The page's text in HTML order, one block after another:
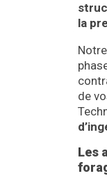
la
Notre
de
Les